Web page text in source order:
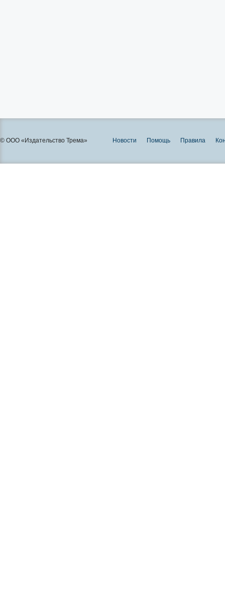
© ООО «Издательство Трема» Новости Помощь Правила